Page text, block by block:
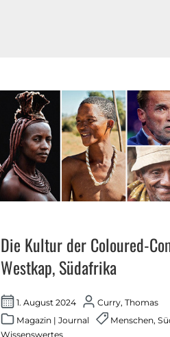
Die Kultur der Coloured-
Westkap, Südafrika
1. August 2024
Curry, Thomas
Magazin| Journal Menschen,
Wissenswertes